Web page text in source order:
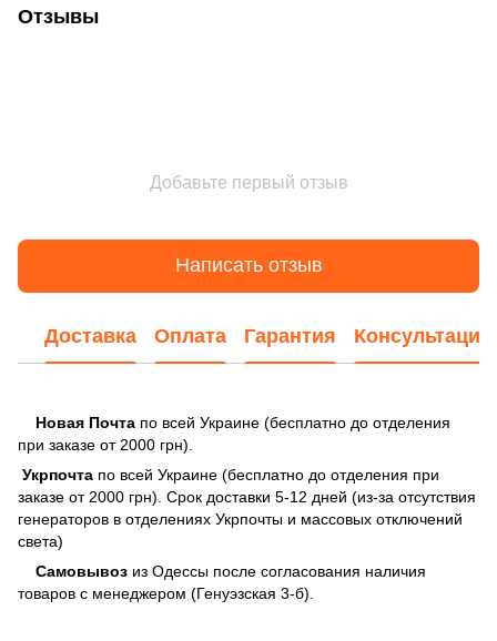
Отзывы
Добавьте первый отзыв
Написать отзыв
Доставка Оплата Гарантия Консультация
Новая Почта по всей Украине (бесплатно до отделения
при заказе от 2000 грн).
Укрпочта по всей Украине (бесплатно до отделения при
заказе от 2000 грн). Срок доставки 5-12 дней (из-за отсутствия
генераторов в отделениях Укрпочты и массовых отключений
света)
Самовывоз из Одессы после согласования наличия
товаров с менеджером (Генуэзская 3-б).